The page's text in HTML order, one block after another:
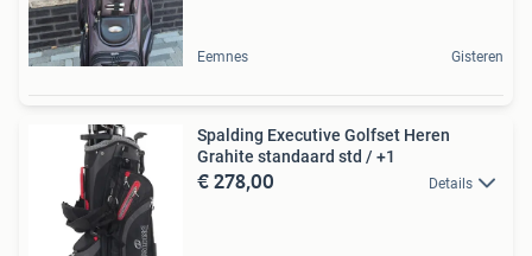
Eemnes Gisteren
Spalding Executive Golfset Heren
Grahite standaard std / +1
€ 278,00 Details